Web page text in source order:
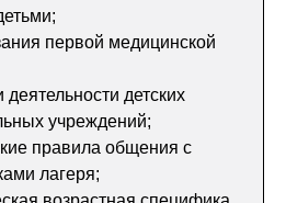
первой медицинской
деятельности детских
учреждений;
правила общения с
лагеря;